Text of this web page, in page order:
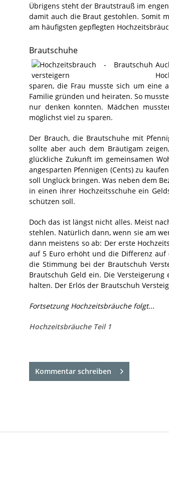
Übrigens steht der Brautstrauß im
damit auch die Braut gestohlen. Somit
am häufigsten gepflegten
Brautschuhe
sparen, die Frau musste sich um eine
Familie gründen und heiraten. So
nur denken konnten. Mädchen
möglichst viel zu sparen.
Der Brauch, die Brautschuhe mit
sollte aber auch dem Bräutigam
glückliche Zukunft im gemeinsamen
angesparten Pfennigen (Cents) zu
soll Unglück bringen. Was neben dem
in einen ihrer Hochzeitsschuhe ein
schützen soll.
Doch das ist längst nicht alles. Meist
stehlen. Natürlich dann, wenn sie am
dann meistens so ab: Der erste
auf 5 Euro erhöht und die Differenz auf
die Stimmung bei der Brautschuh
Brautschuh Geld ein. Die
halten. Der Erlös der Brautschuh
Fortsetzung Hochzeitsbräuche folgt...
Hochzeitsbräuche Teil 1
Kommentar schreiben